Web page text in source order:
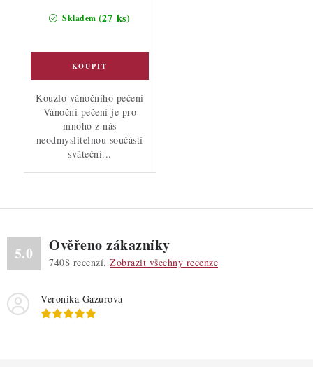
Skladem (27 ks)
Kouzlo vánočního pečení
Vánoční pečení je pro
mnoho z nás
neodmyslitelnou součástí
sváteční...
5.0 Ověřeno zákazníky
7408 recenzí. Zobrazit všechny recenze
Veronika Gazurova